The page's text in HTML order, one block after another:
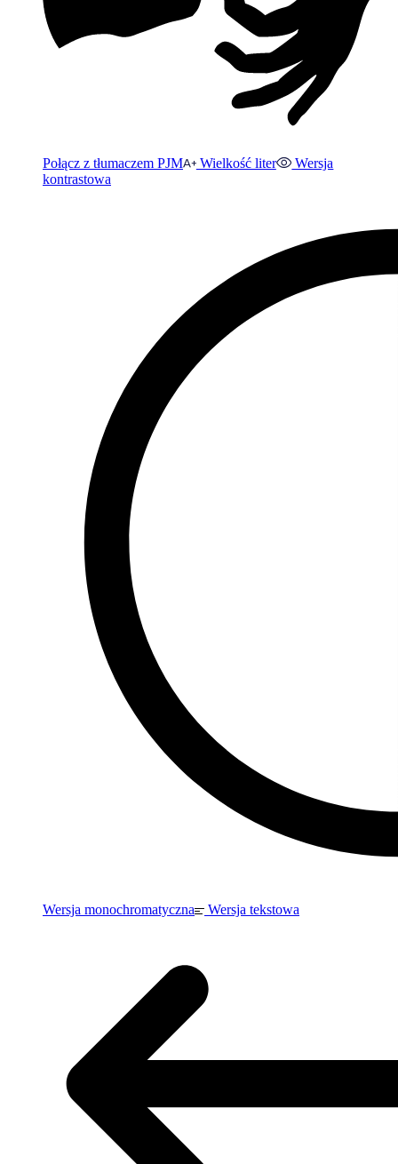
Połącz z tłumaczem PJM Wielkość liter
Wersja
kontrastowa
Wersja monochromatyczna Wersja tekstowa